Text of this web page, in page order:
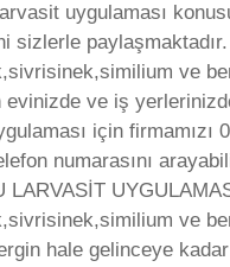
uygulaması
sizlerle paylaşmaktadır.
ve
evinizde ve iş
için firmamızı
numarasını
LARVASİT
ve
hale gelinceye